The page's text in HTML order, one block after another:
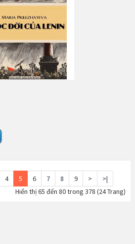
4 5 6 7 8 9 >
>|
Hiển thị 65 đến 80 trong 378 (24 Trang)